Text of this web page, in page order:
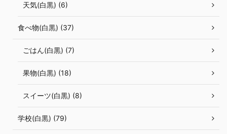
天気(白黒) (6)
食べ物(白黒) (37)
ごはん(白黒) (7)
果物(白黒) (18)
スイーツ(白黒) (8)
学校(白黒) (79)